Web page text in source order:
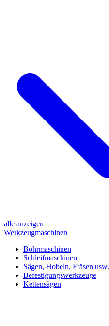
alle anzeigen
Werkzeugmaschinen
Bohrmaschinen
Schleifmaschinen
Sägen, Hobeln, Fräsen usw.
Befestigungswerkzeuge
Kettensägen